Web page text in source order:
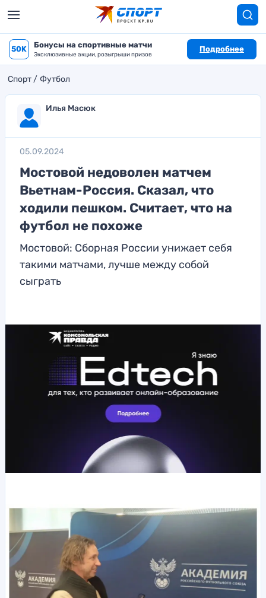
50K Бонусы на спортивные матчи
Эксклюзивные акции, розыгрыши призов
Подробнее
Спорт Футбол
Илья Масюк
05.09.2024
Мостовой недоволен матчем
Вьетнам-Россия. Сказал, что
ходили пешком. Считает, что на
футбол не похоже
Мостовой: Сборная России унижает себя
такими матчами, лучше между собой
сыграть